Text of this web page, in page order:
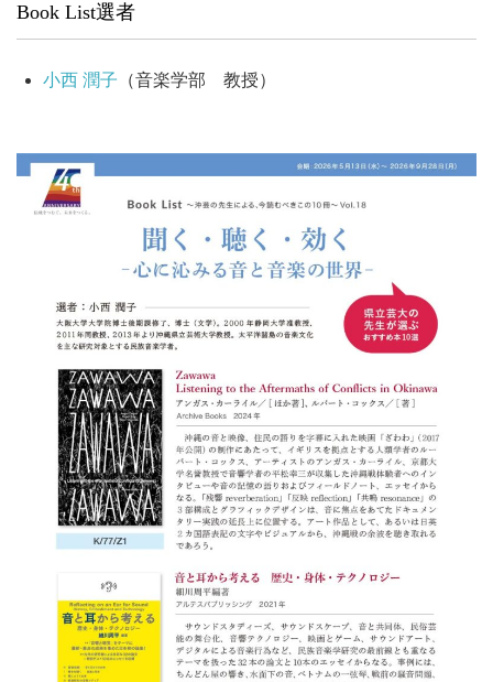
Book List選者
小西 潤子 （音楽学部 教授）